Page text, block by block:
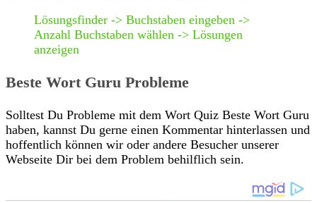
Lösungsfinder -> Buchstaben eingeben ->
Anzahl Buchstaben wählen -> Lösungen
anzeigen
Beste Wort Guru Probleme
Solltest Du Probleme mit dem Wort Quiz Beste Wort Guru
haben, kannst Du gerne einen Kommentar hinterlassen und
hoffentlich können wir oder andere Besucher unserer
Webseite Dir bei dem Problem behilflich sein.